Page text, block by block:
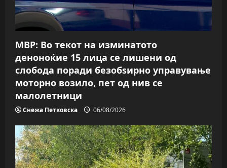
МВР: Во текот на изминатото
деноноќие 15 лица се лишени од
слобода поради безобѕирно управување
моторно возило, пет од нив се
малолетници
Снежа Петковска 06/08/2026